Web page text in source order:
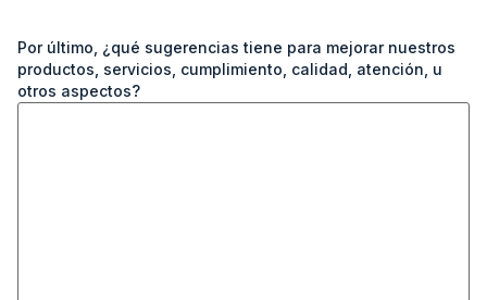
Por último, ¿qué sugerencias tiene para mejorar nuestros
productos, servicios, cumplimiento, calidad, atención, u
otros aspectos?